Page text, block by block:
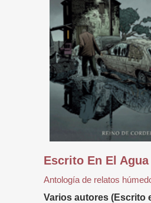
Escrito En El Agua
Antología de relatos
Varios autores (Escrito